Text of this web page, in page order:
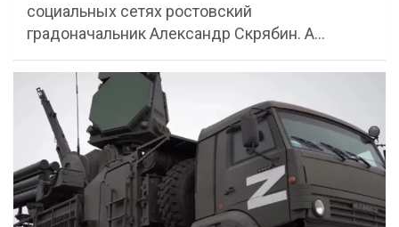
социальных сетях ростовский
градоначальник Александр Скрябин. А…